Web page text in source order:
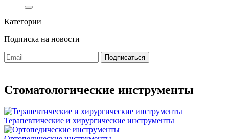
Категории
Подписка на новости
Стоматологические инструменты
Терапевтические и хирургические инструменты